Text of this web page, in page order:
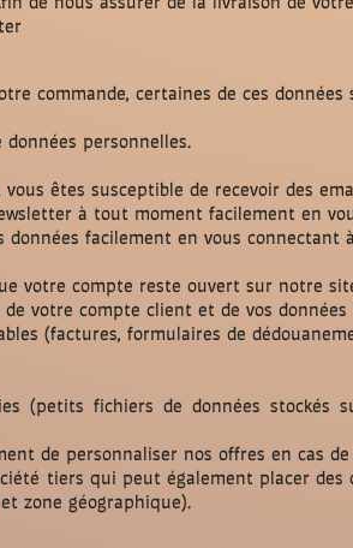
commande, certaines de ces
personnelles.
vous êtes susceptible de recevoir des
à tout moment facilement en
données facilement en vous connectant à
votre compte reste ouvert sur notre
votre compte client et de vos
(factures, formulaires de
(petits fichiers de données
de personnaliser nos offres en cas
tiers qui peut également placer
zone géographique).